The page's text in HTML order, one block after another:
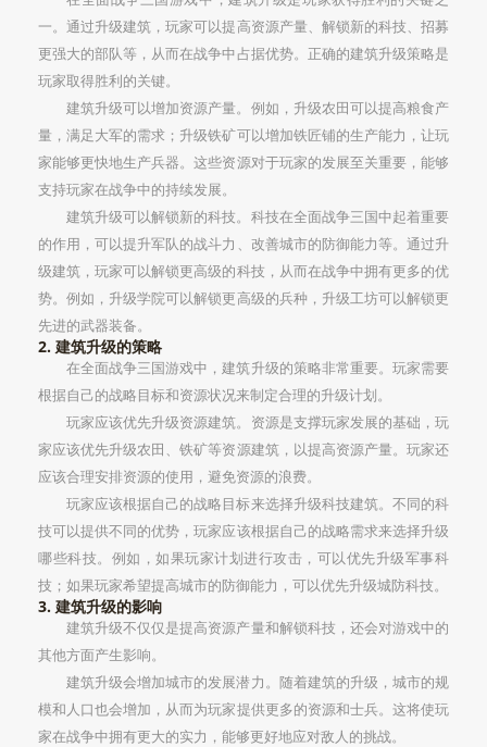
一。通过升级建筑，玩家可以提高资源产量、解锁新的科技、招募
更强大的部队等，从而在战争中占据优势。正确的建筑升级策略是
玩家取得胜利的关键。
建筑升级可以增加资源产量。例如，升级农田可以提高粮食产
量，满足大军的需求；升级铁矿可以增加铁匠铺的生产能力，让玩
家能够更快地生产兵器。这些资源对于玩家的发展至关重要，能够
支持玩家在战争中的持续发展。
建筑升级可以解锁新的科技。科技在全面战争三国中起着重要
的作用，可以提升军队的战斗力、改善城市的防御能力等。通过升
级建筑，玩家可以解锁更高级的科技，从而在战争中拥有更多的优
势。例如，升级学院可以解锁更高级的兵种，升级工坊可以解锁更
先进的武器装备。
2. 建筑升级的策略
在全面战争三国游戏中，建筑升级的策略非常重要。玩家需要
根据自己的战略目标和资源状况来制定合理的升级计划。
玩家应该优先升级资源建筑。资源是支撑玩家发展的基础，玩
家应该优先升级农田、铁矿等资源建筑，以提高资源产量。玩家还
应该合理安排资源的使用，避免资源的浪费。
玩家应该根据自己的战略目标来选择升级科技建筑。不同的科
技可以提供不同的优势，玩家应该根据自己的战略需求来选择升级
哪些科技。例如，如果玩家计划进行攻击，可以优先升级军事科
技；如果玩家希望提高城市的防御能力，可以优先升级城防科技。
3. 建筑升级的影响
建筑升级不仅仅是提高资源产量和解锁科技，还会对游戏中的
其他方面产生影响。
建筑升级会增加城市的发展潜力。随着建筑的升级，城市的规
模和人口也会增加，从而为玩家提供更多的资源和士兵。这将使玩
家在战争中拥有更大的实力，能够更好地应对敌人的挑战。